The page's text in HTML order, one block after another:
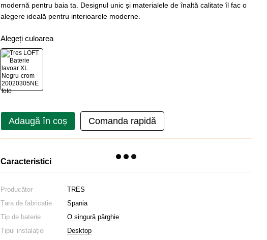
modernă pentru baia ta. Designul unic și materialele de înaltă calitate îl fac o
alegere ideală pentru interioarele moderne.
Alegeți culoarea
Adaugă în coș Comanda rapidă
Caracteristici
Producător
TRES
Țara de fabricație
Spania
Tip de baterie
O singură pârghie
Tipul instalației
Desktop